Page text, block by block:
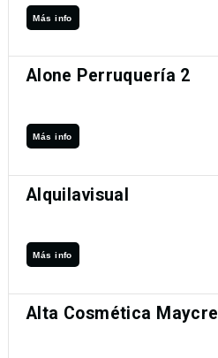
Más info
Alone Perruquería 2
Más info
Alquilavisual
Más info
Alta Cosmética Maycre